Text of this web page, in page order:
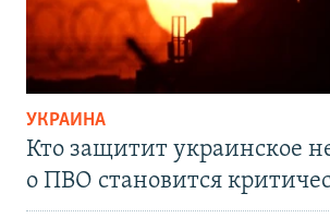
УКРАИНА
Кто защитит украинское
о ПВО становится